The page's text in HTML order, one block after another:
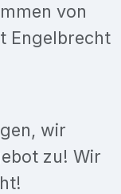
von
Engelbrecht
wir
zu! Wir